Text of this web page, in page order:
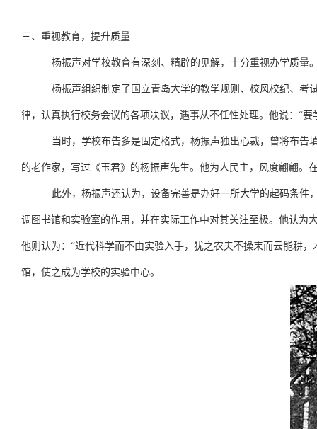
三、重视教育，提升质量
杨振声对学校教育有深刻、精辟的见解，十分重视办学质量
杨振声组织制定了国立青岛大学的教学规则、校风校纪、
律，认真执行校务会议的各项决议，遇事从不任性处理。他说：“
当时，学校布告多是固定格式，杨振声独出心裁，曾将布告
的老作家，写过《玉君》的杨振声先生。他为人民主，风度翩翩。
此外，杨振声还认为，设备完善是办好一所大学的起码条
调图书馆和实验室的作用，并在实际工作中对其关注至极。他认为
他则认为：“近代科学而不由实验入手，犹之农夫不操耒而云能耕
馆，使之成为学校的实验中心。